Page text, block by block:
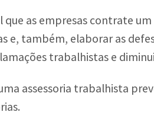
que as empresas contrate
e, também, elaborar as
trabalhistas e
assessoria trabalhista